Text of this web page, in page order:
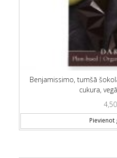
Benjamissimo, tumšā
cukura,
4,50
Pievienot